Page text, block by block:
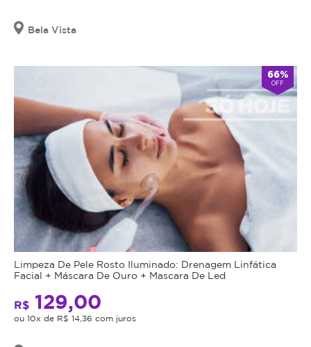
Bela Vista
66%
OFF
Limpeza De Pele Rosto Iluminado: Drenagem Linfática
Facial + Máscara De Ouro + Mascara De Led
R$ 129,00
ou 10x de R$ 14,36 com juros